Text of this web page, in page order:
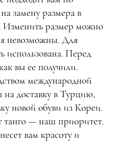
замену размера в
Изменить размер можно
невозможны. Для
использована. Перед
вы ее получили.
международной
доставку в Турцию,
новой обуви из Кореи.
танго — наш приоритет.
вам красоту и